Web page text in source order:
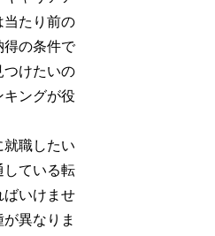
当たり前の
得の条件で
つけたいの
キングが役
職したい
している転
ばいけませ
異なりま